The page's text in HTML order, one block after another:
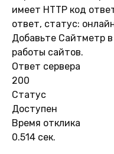
имеет HTTP код
ответ, статус:
Добавьте Сайтметр
работы сайтов.
Ответ сервера
200
Статус
Доступен
Время отклика
0.514 сек.